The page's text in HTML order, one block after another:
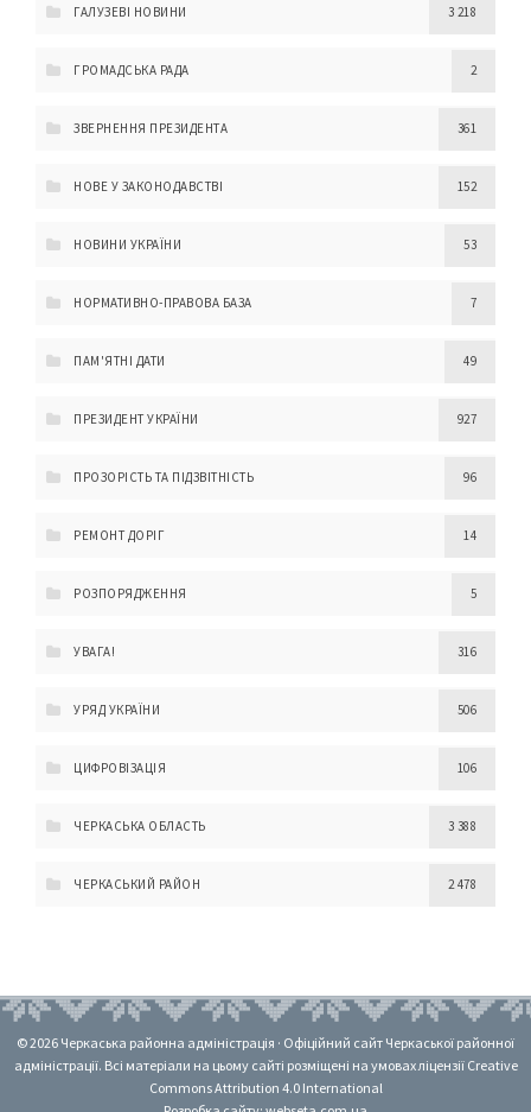
ГАЛУЗЕВІ НОВИНИ 3 218
ГРОМАДСЬКА РАДА 2
ЗВЕРНЕННЯ ПРЕЗИДЕНТА 361
НОВЕ У ЗАКОНОДАВСТВІ 152
НОВИНИ УКРАЇНИ 53
НОРМАТИВНО-ПРАВОВА БАЗА 7
ПАМ'ЯТНІ ДАТИ 49
ПРЕЗИДЕНТ УКРАЇНИ 927
ПРОЗОРІСТЬ ТА ПІДЗВІТНІСТЬ 96
РЕМОНТ ДОРІГ 14
РОЗПОРЯДЖЕННЯ 5
УВАГА! 316
УРЯД УКРАЇНИ 506
ЦИФРОВІЗАЦІЯ 106
ЧЕРКАСЬКА ОБЛАСТЬ 3 388
ЧЕРКАСЬКИЙ РАЙОН 2 478
© 2026 Черкаська районна адміністрація · Офіційний сайт Черкаської районної
адміністрації. Всі матеріали на цьому сайті розміщені на умовах ліцензії Creative
Commons Attribution 4.0 International